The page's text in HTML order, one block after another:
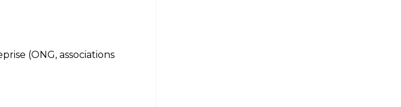
(ONG, associations